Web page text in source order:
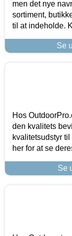
men det nye
sortiment,
til at indeholde.
Se
Hos
den kvalitets
kvalitetsudstyr
her for at se
Se